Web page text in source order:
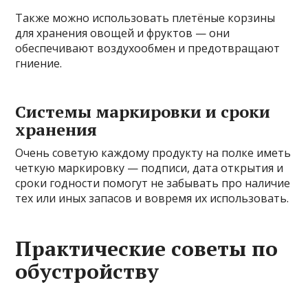
Также можно использовать плетёные корзины
для хранения овощей и фруктов — они
обеспечивают воздухообмен и предотвращают
гниение.
Системы маркировки и сроки
хранения
Очень советую каждому продукту на полке иметь
четкую маркировку — подписи, дата открытия и
сроки годности помогут не забывать про наличие
тех или иных запасов и вовремя их использовать.
Практические советы по
обустройству